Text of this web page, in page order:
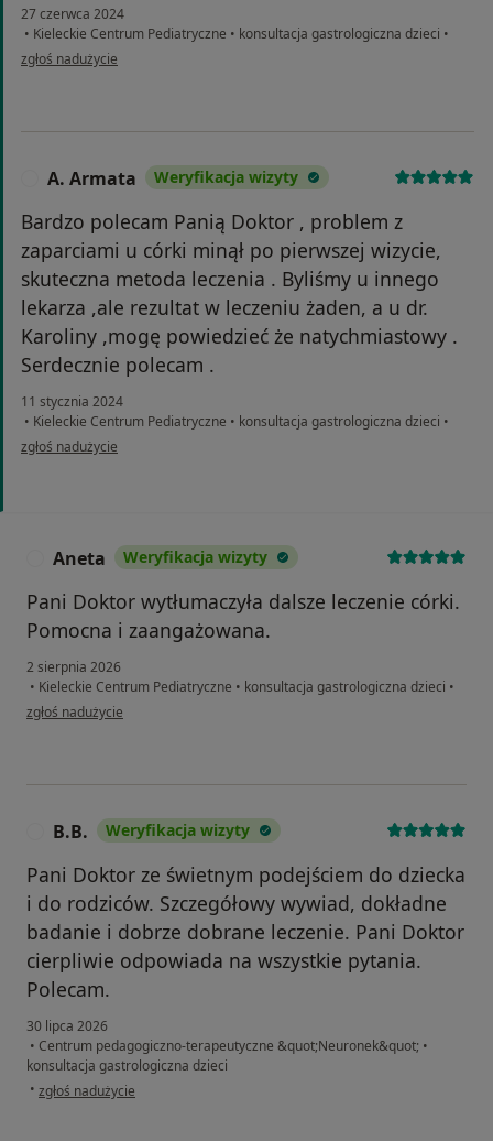
27 czerwca 2024
• Kieleckie Centrum Pediatryczne • konsultacja gastrologiczna dzieci •
w opinii użytkownika JN
zgłoś nadużycie
A. Armata Weryfikacja wizyty
Bardzo polecam Panią Doktor , problem z
zaparciami u córki minął po pierwszej wizycie,
skuteczna metoda leczenia . Byliśmy u innego
lekarza ,ale rezultat w leczeniu żaden, a u dr.
Karoliny ,mogę powiedzieć że natychmiastowy .
Serdecznie polecam .
11 stycznia 2024
• Kieleckie Centrum Pediatryczne • konsultacja gastrologiczna dzieci •
w opinii użytkownika A. Armata
zgłoś nadużycie
Aneta Weryfikacja wizyty
Pani Doktor wytłumaczyła dalsze leczenie córki.
Pomocna i zaangażowana.
2 sierpnia 2026
• Kieleckie Centrum Pediatryczne • konsultacja gastrologiczna dzieci •
w opinii użytkownika Aneta
zgłoś nadużycie
B.B. Weryfikacja wizyty
Pani Doktor ze świetnym podejściem do dziecka
i do rodziców. Szczegółowy wywiad, dokładne
badanie i dobrze dobrane leczenie. Pani Doktor
cierpliwie odpowiada na wszystkie pytania.
Polecam.
30 lipca 2026
• Centrum pedagogiczno-terapeutyczne &quot;Neuronek&quot; •
konsultacja gastrologiczna dzieci
• w opinii użytkownika B.B.
zgłoś nadużycie